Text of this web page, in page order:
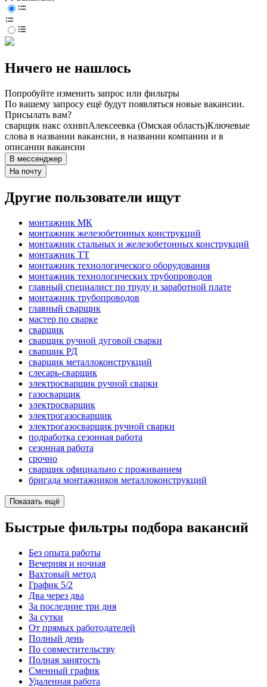
Ничего не нашлось
Попробуйте изменить запрос или фильтры
По вашему запросу ещё будут появляться новые вакансии.
Присылать вам?
сварщик накс охнвпАлексеевка (Омская область)Ключевые
слова в названии вакансии, в названии компании и в
описании вакансии
В мессенджер
На почту
Другие пользователи ищут
монтажник МК
монтажник железобетонных конструкций
монтажник стальных и железобетонных конструкций
монтажник ТТ
монтажник технологического оборудования
монтажник технологических трубопроводов
главный специалист по труду и заработной плате
монтажник трубопроводов
главный сварщик
мастер по сварке
сварщик
сварщик ручной дуговой сварки
сварщик РД
сварщик металлоконструкций
слесарь-сварщик
электросварщик ручной сварки
газосварщик
электросварщик
электрогазосварщик
электрогазосварщик ручной сварки
подработка сезонная работа
сезонная работа
срочно
сварщик официально с проживанием
бригада монтажников металлоконструкций
Показать ещё
Быстрые фильтры подбора вакансий
Без опыта работы
Вечерняя и ночная
Вахтовый метод
График 5/2
Два через два
За последние три дня
За сутки
От прямых работодателей
Полный день
По совместительству
Полная занятость
Сменный график
Удаленная работа